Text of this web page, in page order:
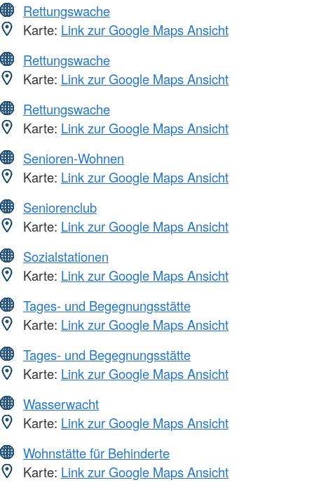
Rettungswache
Karte: Link zur Google Maps Ansicht
Rettungswache
Karte: Link zur Google Maps Ansicht
Rettungswache
Karte: Link zur Google Maps Ansicht
Senioren-Wohnen
Karte: Link zur Google Maps Ansicht
Seniorenclub
Karte: Link zur Google Maps Ansicht
Sozialstationen
Karte: Link zur Google Maps Ansicht
Tages- und Begegnungsstätte
Karte: Link zur Google Maps Ansicht
Tages- und Begegnungsstätte
Karte: Link zur Google Maps Ansicht
Wasserwacht
Karte: Link zur Google Maps Ansicht
Wohnstätte für Behinderte
Karte: Link zur Google Maps Ansicht